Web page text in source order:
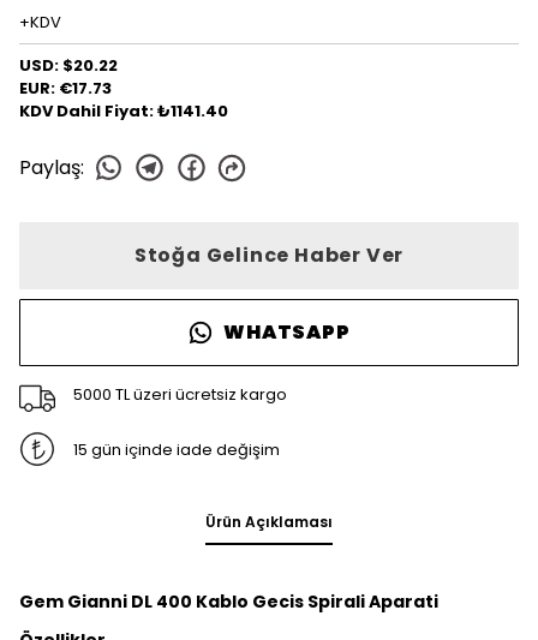
+KDV
USD: $20.22
EUR: €17.73
KDV Dahil Fiyat: ₺1141.40
Paylaş:
Stoğa Gelince Haber Ver
WHATSAPP
5000 TL üzeri ücretsiz kargo
15 gün içinde iade değişim
Ürün Açıklaması
Gem Gianni DL 400 Kablo Gecis Spirali Aparati